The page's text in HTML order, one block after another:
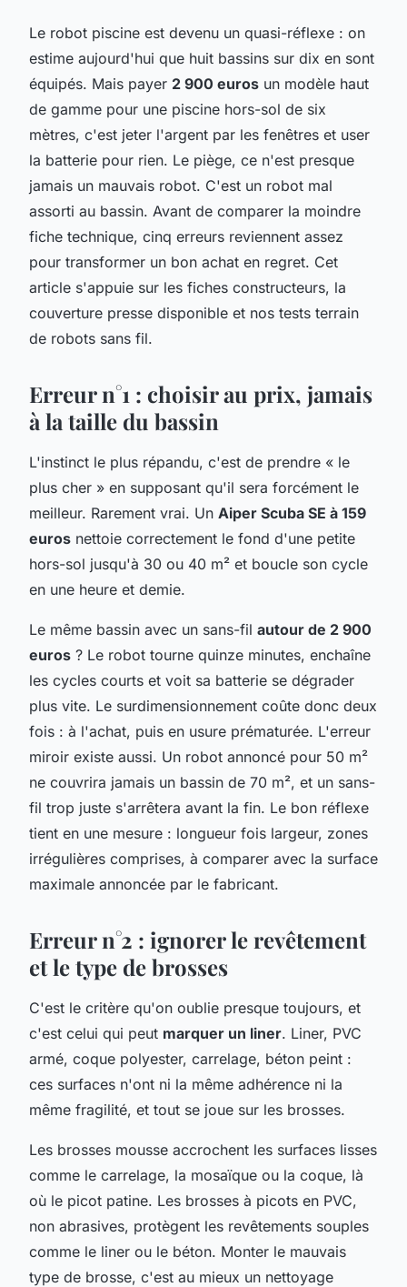
Le robot piscine est devenu un quasi-réflexe : on
estime aujourd'hui que huit bassins sur dix en sont
équipés. Mais payer 2 900 euros un modèle haut
de gamme pour une piscine hors-sol de six
mètres, c'est jeter l'argent par les fenêtres et user
la batterie pour rien. Le piège, ce n'est presque
jamais un mauvais robot. C'est un robot mal
assorti au bassin. Avant de comparer la moindre
fiche technique, cinq erreurs reviennent assez
pour transformer un bon achat en regret. Cet
article s'appuie sur les fiches constructeurs, la
couverture presse disponible et nos tests terrain
de robots sans fil.
Erreur n°1 : choisir au prix, jamais
à la taille du bassin
L'instinct le plus répandu, c'est de prendre « le
plus cher » en supposant qu'il sera forcément le
meilleur. Rarement vrai. Un Aiper Scuba SE à 159
euros nettoie correctement le fond d'une petite
hors-sol jusqu'à 30 ou 40 m² et boucle son cycle
en une heure et demie.
Le même bassin avec un sans-fil autour de 2 900
euros ? Le robot tourne quinze minutes, enchaîne
les cycles courts et voit sa batterie se dégrader
plus vite. Le surdimensionnement coûte donc deux
fois : à l'achat, puis en usure prématurée. L'erreur
miroir existe aussi. Un robot annoncé pour 50 m²
ne couvrira jamais un bassin de 70 m², et un sans-
fil trop juste s'arrêtera avant la fin. Le bon réflexe
tient en une mesure : longueur fois largeur, zones
irrégulières comprises, à comparer avec la surface
maximale annoncée par le fabricant.
Erreur n°2 : ignorer le revêtement
et le type de brosses
C'est le critère qu'on oublie presque toujours, et
c'est celui qui peut marquer un liner. Liner, PVC
armé, coque polyester, carrelage, béton peint :
ces surfaces n'ont ni la même adhérence ni la
même fragilité, et tout se joue sur les brosses.
Les brosses mousse accrochent les surfaces lisses
comme le carrelage, la mosaïque ou la coque, là
où le picot patine. Les brosses à picots en PVC,
non abrasives, protègent les revêtements souples
comme le liner ou le béton. Monter le mauvais
type de brosse, c'est au mieux un nettoyage